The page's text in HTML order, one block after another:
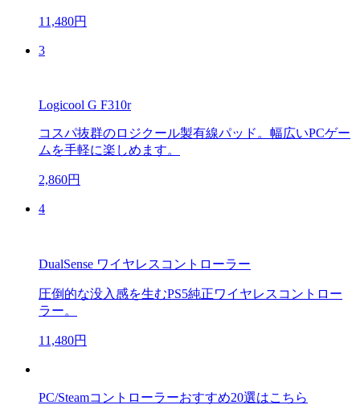
11,480円
3
Logicool G F310r
コスパ抜群のロジクール製有線パッド。幅広いPCゲー
ムを手軽に楽しめます。
2,860円
4
DualSense ワイヤレスコントローラー
圧倒的な没入感を生むPS5純正ワイヤレスコントロー
ラー。
11,480円
PC/Steamコントローラーおすすめ20選はこちら